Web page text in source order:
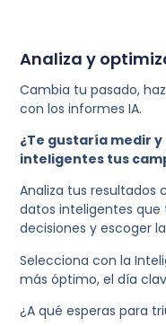
Analiza y
Cambia tu pasado,
con los informes IA.
¿Te gustaría medir
inteligentes tus
Analiza tus
datos inteligentes
decisiones y escoger
Selecciona con la
más óptimo, el día
¿A qué esperas para